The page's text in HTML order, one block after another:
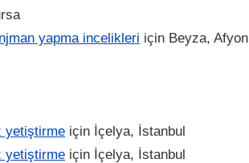
yapma incelikleri için Beyza, Afyon
yetiştirme için İçelya, İstanbul
yetiştirme için İçelya, İstanbul